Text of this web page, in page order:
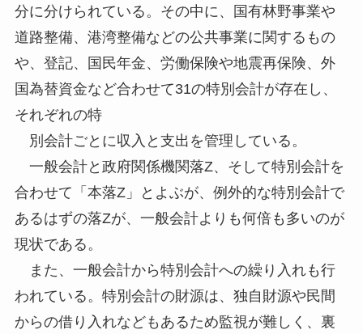
分に分けられている。その中に、国有林野事業や
道路整備、港湾整備などの公共事業に関するもの
や、登記、国民年金、労働保険や地震再保険、外
国為替資金など合わせて31の特別会計が存在し、
それぞれの特
別会計ごとに収入と支出を管理している。
一般会計と政府関係機関落Z、そして特別会計を
合わせて「本落Z」とよぶが、例外的な特別会計で
あるはずの落Zが、一般会計よりも何倍も多いのが
現状である。
また、一般会計から特別会計への繰り入れも行
われている。特別会計の財源は、独自財源や民間
からの借り入れなどもあるため監視が難しく、裏